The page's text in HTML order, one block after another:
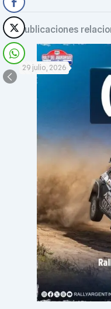
Publicaciones
29 julio, 2026